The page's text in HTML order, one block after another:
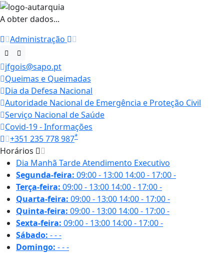
A obter dados...
Administração
jfgois@sapo.pt
Queimas e Queimadas
Dia da Defesa Nacional
Autoridade Nacional de Emergência e Proteção Civil
Serviço Nacional de Saúde
Covid-19 - Informações
+351 235 778 987*
Horários
Dia Manhã TardeAtendimento Executivo
Segunda-feira: 09:00 - 13:00 14:00 - 17:00-
Terça-feira: 09:00 - 13:00 14:00 - 17:00-
Quarta-feira: 09:00 - 13:00 14:00 - 17:00-
Quinta-feira: 09:00 - 13:00 14:00 - 17:00-
Sexta-feira: 09:00 - 13:00 14:00 - 17:00-
Sábado: ---
Domingo: ---